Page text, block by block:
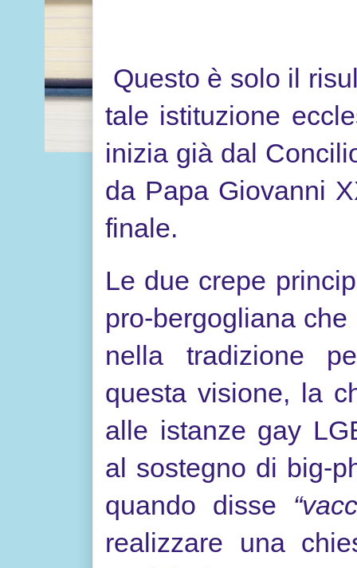
Questo è solo il
tale istituzione
inizia già dal
da Papa Giovanni
finale.
Le due crepe
pro-bergogliana
nella tradizione
questa visione, la
alle istanze gay
al sostegno di big-
quando disse
realizzare una